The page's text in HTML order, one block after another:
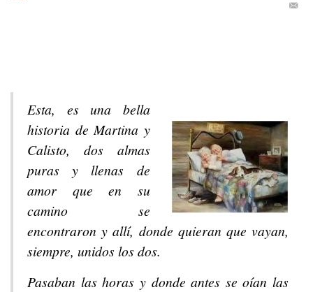
Esta, es una bella
historia de Martina y
Calisto, dos almas
puras y llenas de
amor que en su
camino se
encontraron y allí, donde quieran que vayan,
siempre, unidos los dos.
Pasaban las horas y donde antes se oían las